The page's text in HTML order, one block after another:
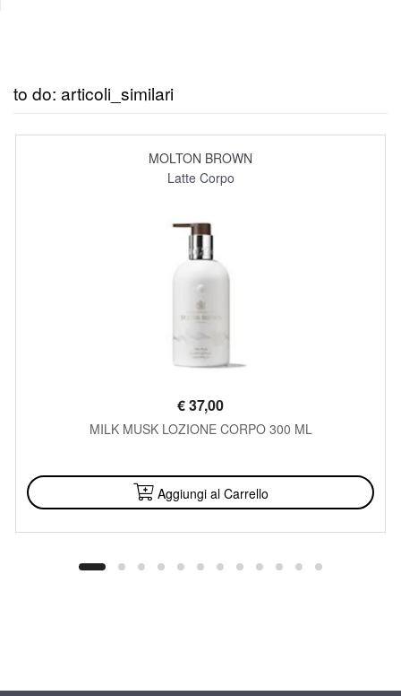
to do: articoli_similari
MOLTON BROWN
Latte Corpo
€37,00
MILK MUSK LOZIONE CORPO 300 ML
Aggiungi al Carrello